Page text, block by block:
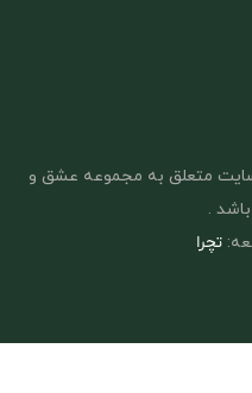
متعلق به مجموعه عشق و
.
تچرا